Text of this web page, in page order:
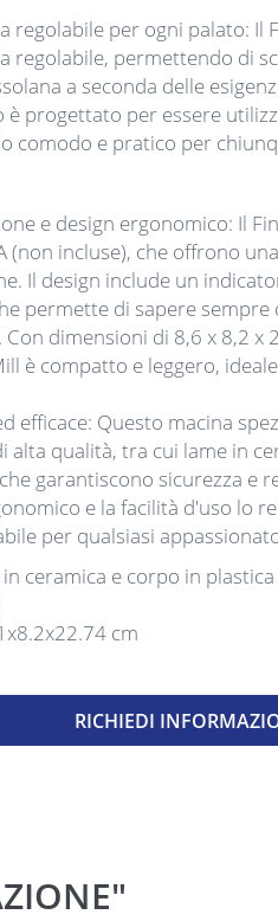
regolabile per ogni palato: Il
regolabile, permettendo di
a seconda delle
è progettato per essere
comodo e pratico per
e design ergonomico: Il
(non incluse), che offrono
Il design include un
permette di sapere
dimensioni di 8,6 x 8,2 x
è compatto e leggero,
efficace: Questo macina
alta qualità, tra cui lame in
garantiscono sicurezza e
e la facilità d'uso lo
per qualsiasi
ceramica e corpo in
cm
RICHIEDI